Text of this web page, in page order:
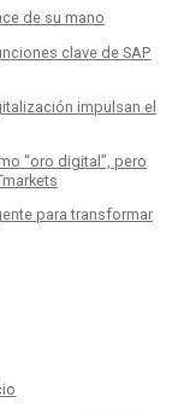
de su mano
clave de SAP
impulsan el
“oro digital”, pero
para transformar